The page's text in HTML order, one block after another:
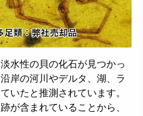
水性の貝の化石が見つかっ
岸の河川やデルタ、湖、ラ
いたと推測されています。
が含まれていることから、